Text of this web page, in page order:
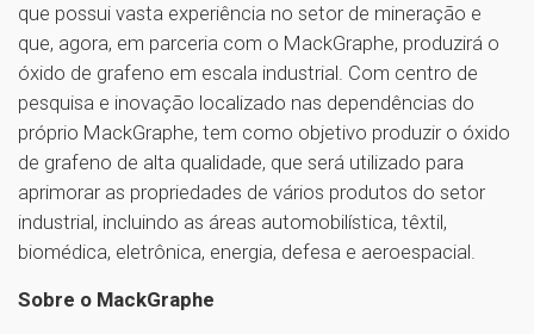
que possui vasta experiência no setor de mineração e
que, agora, em parceria com o MackGraphe, produzirá o
óxido de grafeno em escala industrial. Com centro de
pesquisa e inovação localizado nas dependências do
próprio MackGraphe, tem como objetivo produzir o óxido
de grafeno de alta qualidade, que será utilizado para
aprimorar as propriedades de vários produtos do setor
industrial, incluindo as áreas automobilística, têxtil,
biomédica, eletrônica, energia, defesa e aeroespacial.
Sobre o MackGraphe